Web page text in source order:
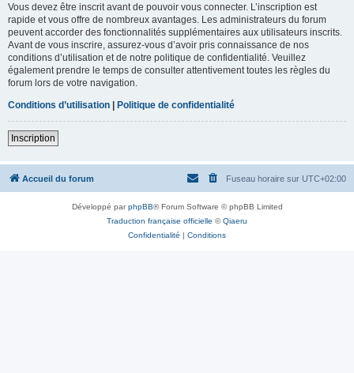
Vous devez être inscrit avant de pouvoir vous connecter. L’inscription est
rapide et vous offre de nombreux avantages. Les administrateurs du forum
peuvent accorder des fonctionnalités supplémentaires aux utilisateurs inscrits.
Avant de vous inscrire, assurez-vous d’avoir pris connaissance de nos
conditions d’utilisation et de notre politique de confidentialité. Veuillez
également prendre le temps de consulter attentivement toutes les règles du
forum lors de votre navigation.
Conditions d’utilisation | Politique de confidentialité
Inscription
Accueil du forum Fuseau horaire sur UTC+02:00
Développé parphpBB® Forum Software © phpBB Limited
Traduction française officielle ©Qiaeru
Confidentialité | Conditions